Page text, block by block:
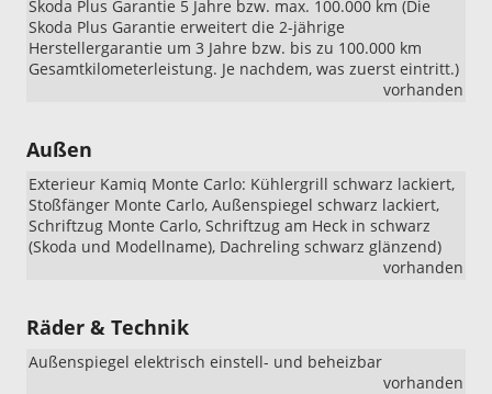
Skoda Plus Garantie 5 Jahre bzw. max. 100.000 km (Die
Skoda Plus Garantie erweitert die 2-jährige
Herstellergarantie um 3 Jahre bzw. bis zu 100.000 km
Gesamtkilometerleistung. Je nachdem, was zuerst eintritt.)
vorhanden
Außen
Exterieur Kamiq Monte Carlo: Kühlergrill schwarz lackiert,
Stoßfänger Monte Carlo, Außenspiegel schwarz lackiert,
Schriftzug Monte Carlo, Schriftzug am Heck in schwarz
(Skoda und Modellname), Dachreling schwarz glänzend)
vorhanden
Räder & Technik
Außenspiegel elektrisch einstell- und beheizbar
vorhanden